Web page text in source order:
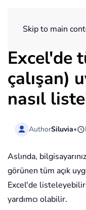
Skip to main
Excel'de
çalışan)
nasıl
AuthorSiluvia•
Aslında,
görünen tüm açık
Excel'de
yardımcı olabilir.